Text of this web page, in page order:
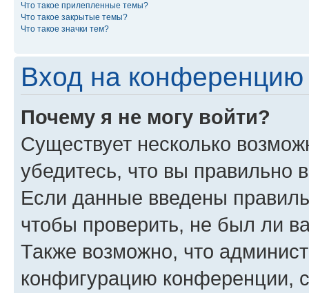
Что такое прилепленные темы?
Что такое закрытые темы?
Что такое значки тем?
Вход на конференцию
Почему я не могу войти?
Существует несколько
убедитесь, что вы правильно
Если данные введены
чтобы проверить, не был ли
Также возможно, что
конфигурацию конференции,